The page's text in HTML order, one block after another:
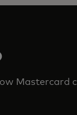
Mastercard